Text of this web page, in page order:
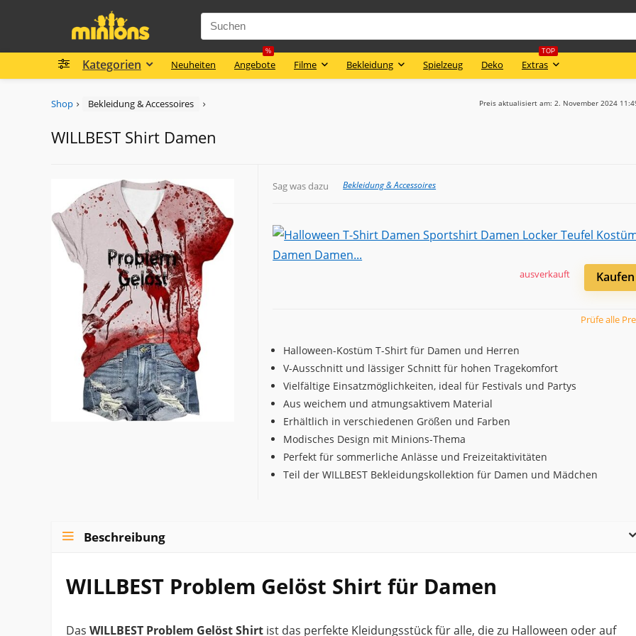
Kategorien Neuheiten Angebote
%
Filme Bekleidung Spielzeug Deko Extras
TOP
Preis aktualisiert am: 2. November 2024
Shop Bekleidung & Accessoires
WILLBEST Shirt Damen
Sag was dazu Bekleidung & Accessoires
Kaufen
ausverkauft
Prüfe alle
Halloween-Kostüm T-Shirt für Damen und Herren
V-Ausschnitt und lässiger Schnitt für hohen Tragekomfort
Vielfältige Einsatzmöglichkeiten, ideal für Festivals und Partys
Aus weichem und atmungsaktivem Material
Erhältlich in verschiedenen Größen und Farben
Modisches Design mit Minions-Thema
Perfekt für sommerliche Anlässe und Freizeitaktivitäten
Teil der WILLBEST Bekleidungskollektion für Damen und Mädchen
Beschreibung
WILLBEST Problem Gelöst Shirt für Damen
Das WILLBEST Problem Gelöst Shirt ist das perfekte Kleidungsstück für alle, die zu Halloween oder auf